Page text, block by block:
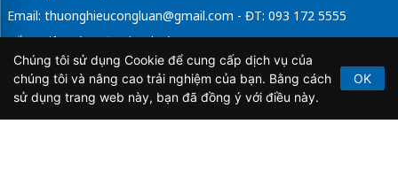
Email: thuonghieucongluan@gmail.com - ĐT: 093 172 5555
Tổng Biên Tập: Vũ Đức Thuận
Giấy phép hoạt động báo chí điện tử số 64/GP-BTTTT do Bộ
Thông tin và Truyền thông cấp ngày 21/2/2020.
Chúng tôi sử dụng Cookie để cung cấp dịch vụ của
chúng tôi và nâng cao trải nghiệm của bạn. Bằng cách
sử dụng trang web này, bạn đã đồng ý với điều này.
OK